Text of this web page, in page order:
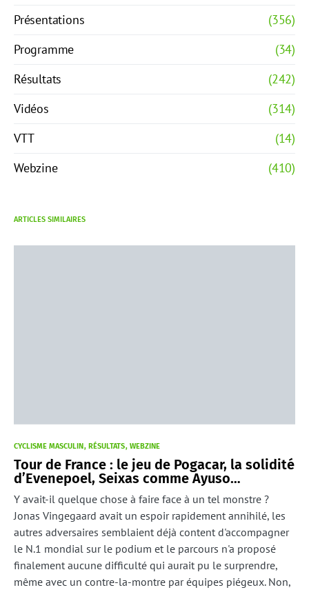
Présentations
(356)
Programme
(34)
Résultats
(242)
Vidéos
(314)
VTT
(14)
Webzine
(410)
ARTICLES SIMILAIRES
CYCLISME MASCULIN RÉSULTATS WEBZINE
Tour de France : le jeu de Pogacar, la solidité
d’Evenepoel, Seixas comme Ayuso…
Y avait-il quelque chose à faire face à un tel monstre ?
Jonas Vingegaard avait un espoir rapidement annihilé, les
autres adversaires semblaient déjà content d'accompagner
le N.1 mondial sur le podium et le parcours n'a proposé
finalement aucune difficulté qui aurait pu le surprendre,
même avec un contre-la-montre par équipes piégeux. Non,